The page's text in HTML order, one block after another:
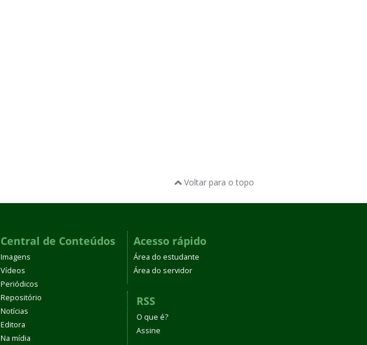
Voltar para o topo
Central de Conteúdos
Imagens
Vídeos
Periódicos
Repositório
Notícias
Editora
Na mídia
Acesso rápido
Área do estudante
Área do servidor
RSS
O que é?
Assine